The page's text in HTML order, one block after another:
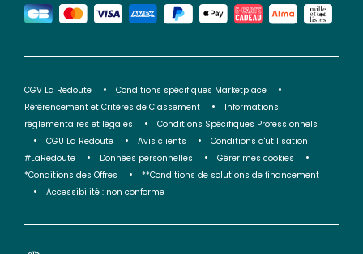
CGV La Redoute
Conditions spécifiques Marketplace
Référencement et Critères de Classement
Informations
réglementaires et légales
Conditions Spécifiques Professionnels
CGU La Redoute
Avis clients
Conditions d'utilisation
#LaRedoute
Données personnelles
Gérer mes cookies
*Conditions des Offres
**Conditions de solutions de financement
Accessibilité : non conforme